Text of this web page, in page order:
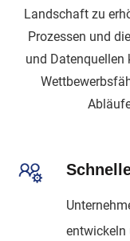
Landschaft zu
Prozessen und
und Datenquellen
entwickeln